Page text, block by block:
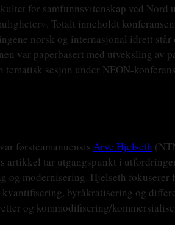
for samfunnsvitenskap ved Nord
Totalt inneholdt
norsk og internasjonal idrett
var paperbasert med utveksling av
sesjon under NEON-
førsteamanuensis Arve Hjelseth
artikkel tar utgangspunkt i
modernisering. Hjelseth
byråkratisering og
og kommodifisering/